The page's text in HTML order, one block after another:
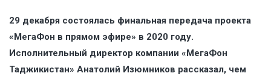
29 декабря состоялась финальная передача проекта
«МегаФон в прямом эфире» в 2020 году.
Исполнительный директор компании «МегаФон
Таджикистан» Анатолий Изюмников рассказал, чем